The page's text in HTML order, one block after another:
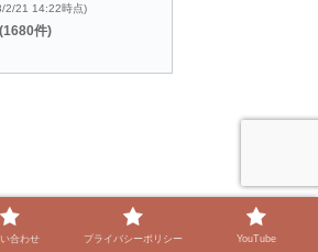
2/21 14:22時点)
件)
合わせ プライバシーポリシー YouTube